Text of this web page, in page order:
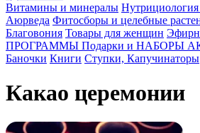
Витамины и минералы
Аюрведа Фитосборы и целебные
Благовония Товары для женщин
ПРОГРАММЫ Подарки и НАБОРЫ
Баночки Книги Ступки, Капучинаторы
Какао церемонии